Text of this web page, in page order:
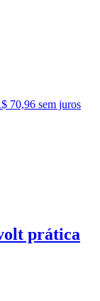
70,96 sem juros
prática